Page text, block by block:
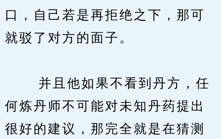
口，自己若是再拒绝之下，那可
就驳了对方的面子。
并且他如果不看到丹方，任
何炼丹师不可能对未知丹药提出
很好的建议，那完全就是在猜测